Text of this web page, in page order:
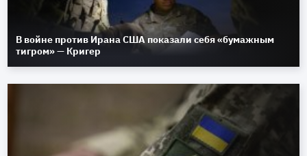
В войне против Ирана США показали себя «бумажным
тигром» — Кригер